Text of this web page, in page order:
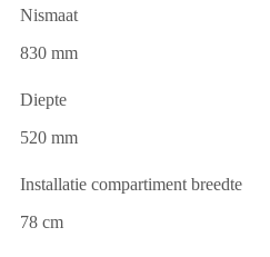
Nismaat
830 mm
Diepte
520 mm
Installatie compartiment breedte
78 cm